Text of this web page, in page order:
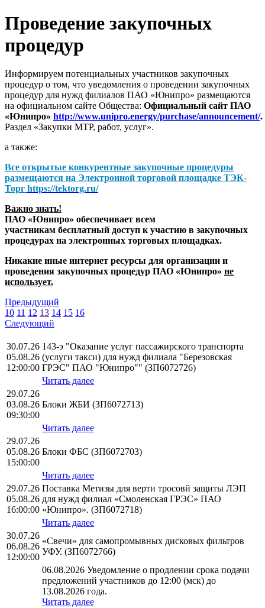
Проведение закупочных
процедур
Информируем потенциальных участников закупочных
процедур о том, что уведомления о проведении закупочных
процедур для нужд филиалов ПАО «Юнипро» размещаются
на официальном сайте Общества: Официальный сайт ПАО
«Юнипро» http://www.unipro.energy/purchase/announcement/.
Раздел «Закупки МТР, работ, услуг».
а также:
Все открытые конкурентные закупочные процедуры
размещаются на Электронной торговой площадке ТЭК-
Торг https://tektorg.ru/
Важно знать!
ПАО «Юнипро» обеспечивает всем
участникам бесплатный доступ к участию в закупочных
процедурах на электронных торговых площадках.
Никакие иные интернет ресурсы для организации и
проведения закупочных процедур ПАО «Юнипро» не
использует.
Предыдущий
10 11 12 13 14 15 16
Следующий
30.07.26
05.08.26
12:00:00
143-э "Оказание услуг пассажирского транспорта
(услуги такси) для нужд филиала "Березовская
ГРЭС" ПАО "Юнипро"" (ЗП6072726)
Читать далее
29.07.26
03.08.26
09:30:00
Блоки ЖБИ (ЗП6072713)
Читать далее
29.07.26
05.08.26
15:00:00
Блоки ФБС (ЗП6072703)
Читать далее
29.07.26
05.08.26
16:00:00
Поставка Метизы для верти тросовй защиты ЛЭП
для нужд филиал «Смоленская ГРЭС» ПАО
«Юнипро». (ЗП6072718)
Читать далее
30.07.26
06.08.26
12:00:00
«Свечи» для самопромывных дисковых фильтров
УФУ. (ЗП6072766)
06.08.2026 Уведомление о продлении срока подачи
предложений участников до 12:00 (мск) до
13.08.2026 года.
Читать далее